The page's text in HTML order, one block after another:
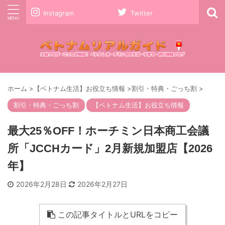
Instagram Twitter
ホーム > 【ベトナム生活】お役立ち情報 >割引・特典・ごっち割 >
割引・特典・ごっち割 【ベトナム生活】お役立ち情報
最大25％OFF！ホーチミン日本商工会議
所「JCCHカード」2月新規加盟店【2026
年】
2026年2月28日 2026年2月27日
この記事タイトルとURLをコピー